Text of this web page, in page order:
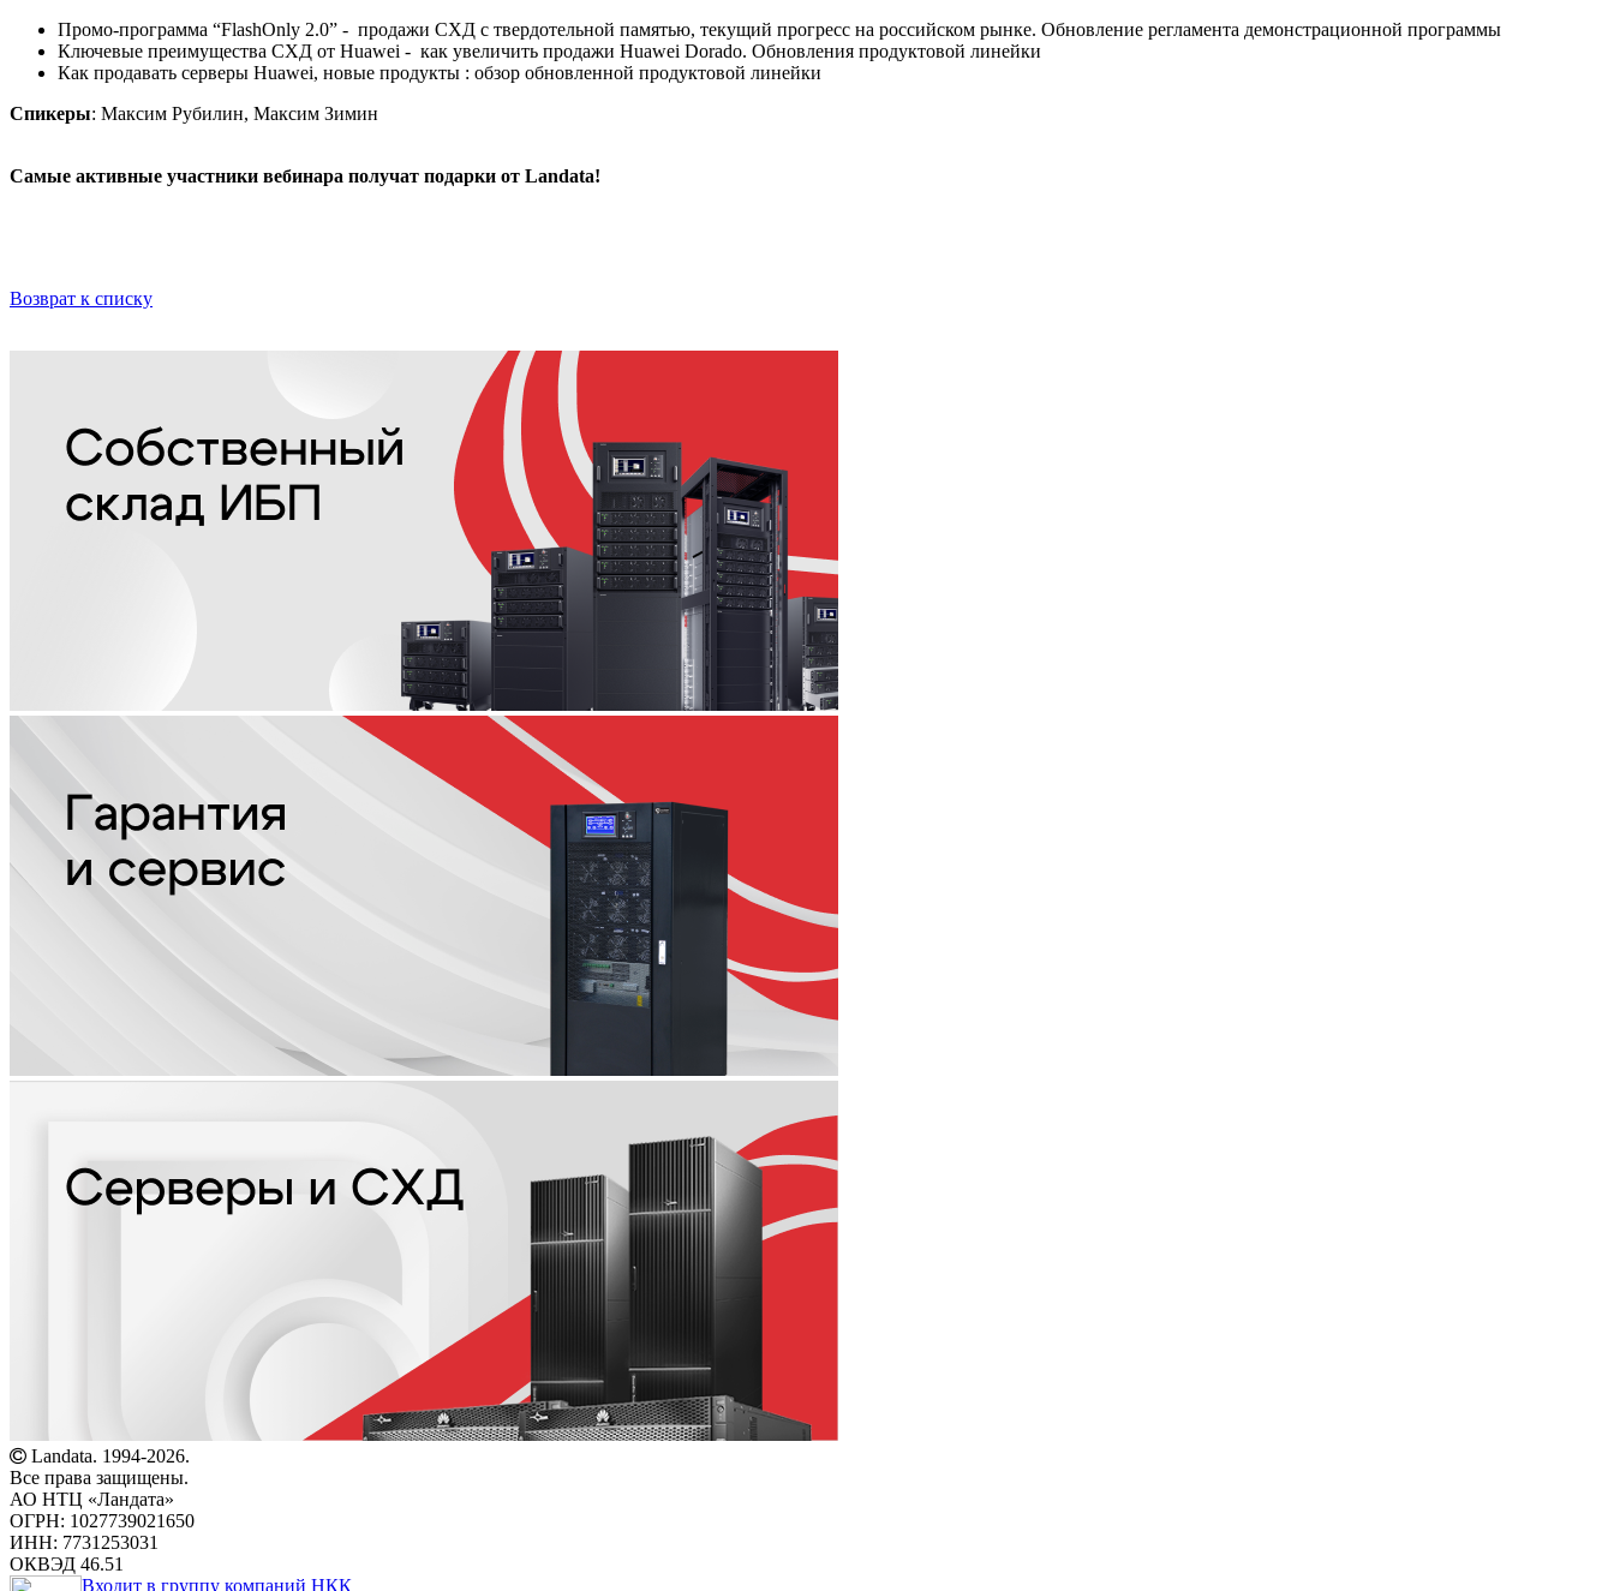
Промо-программа “FlashOnly 2.0” - продажи СХД с твердотельной памятью, текущий прогресс на российском рынке. Обновление регламента демонстрационной программы
Ключевые преимущества СХД от Huawei - как увеличить продажи Huawei Dorado. Обновления продуктовой линейки
Как продавать серверы Huawei, новые продукты : обзор обновленной продуктовой линейки
Спикеры: Максим Рубилин, Максим Зимин
Самые активные участники вебинара получат подарки от Landata!
Возврат к списку
Landata. 1994-2026.
Все права защищены.
АО НТЦ «Ландата»
ОГРН: 1027739021650
ИНН: 7731253031
ОКВЭД 46.51
Входит в группу компаний НКК